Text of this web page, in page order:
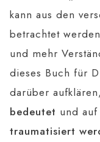
kann aus den
betrachtet
und mehr
dieses Buch für
darüber aufklären,
bedeutet und
traumatisiert